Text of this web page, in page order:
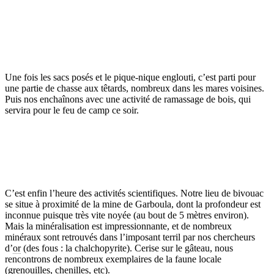
Une fois les sacs posés et le pique-nique englouti, c’est parti pour
une partie de chasse aux têtards, nombreux dans les mares voisines.
Puis nos enchaînons avec une activité de ramassage de bois, qui
servira pour le feu de camp ce soir.
C’est enfin l’heure des activités scientifiques. Notre lieu de bivouac
se situe à proximité de la mine de Garboula, dont la profondeur est
inconnue puisque très vite noyée (au bout de 5 mètres environ).
Mais la minéralisation est impressionnante, et de nombreux
minéraux sont retrouvés dans l’imposant terril par nos chercheurs
d’or(des fous : la chalchopyrite). Cerise sur le gâteau, nous
rencontrons de nombreux exemplaires de la faune locale
(grenouilles, chenilles, etc).